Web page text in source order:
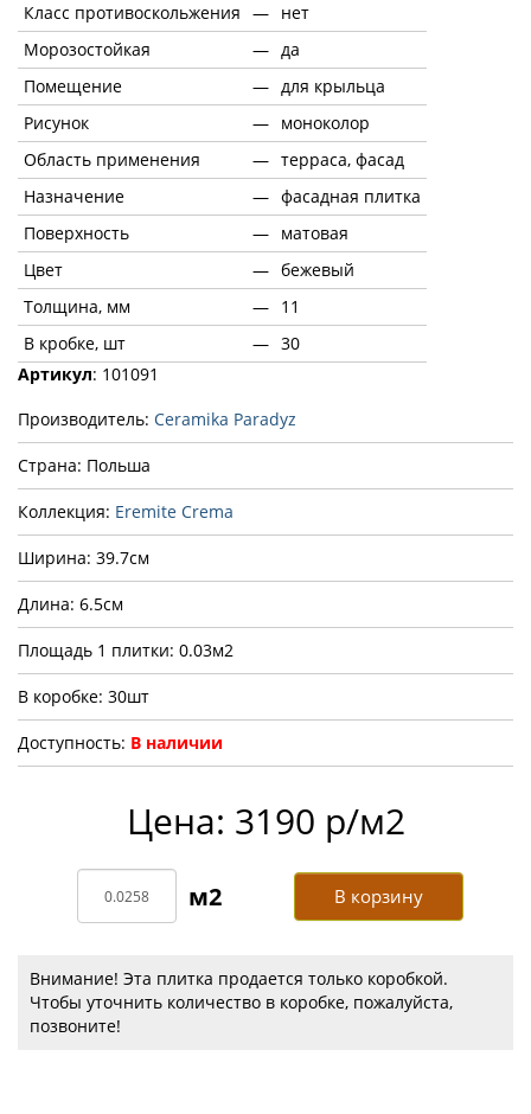
Класс противоскольжения — нет
Морозостойкая
— да
Помещение
— для крыльца
Рисунок
— моноколор
Область применения
— терраса, фасад
Назначение
— фасадная плитка
Поверхность
— матовая
Цвет
— бежевый
Толщина, мм
— 11
В кробке, шт
— 30
Артикул: 101091
Производитель: Ceramika Paradyz
Страна: Польша
Коллекция: Eremite Crema
Ширина: 39.7см
Длина: 6.5см
Площадь 1 плитки: 0.03м2
В коробке: 30шт
Доступность: В наличии
Цена: 3190 р/м2
В корзину
Внимание! Эта плитка продается только коробкой.
Чтобы уточнить количество в коробке, пожалуйста,
позвоните!